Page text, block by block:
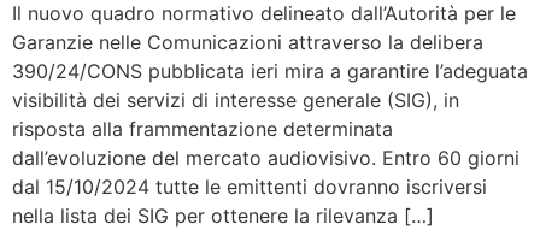
Il nuovo quadro normativo delineato dall’Autorità per le
Garanzie nelle Comunicazioni attraverso la delibera
390/24/CONS pubblicata ieri mira a garantire l’adeguata
visibilità dei servizi di interesse generale (SIG), in
risposta alla frammentazione determinata
dall’evoluzione del mercato audiovisivo. Entro 60 giorni
dal 15/10/2024 tutte le emittenti dovranno iscriversi
nella lista dei SIG per ottenere la rilevanza […]